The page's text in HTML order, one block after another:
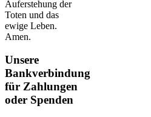
Auferstehung der
Toten und das
ewige Leben.
Amen.
Unsere
Bankverbindung
für Zahlungen
oder Spenden